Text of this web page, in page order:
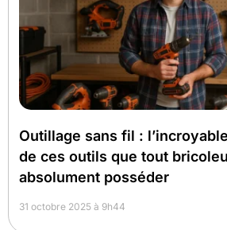
Outillage sans fil :
de ces outils que tout
absolument posséder
31 octobre 2025 à 9h44